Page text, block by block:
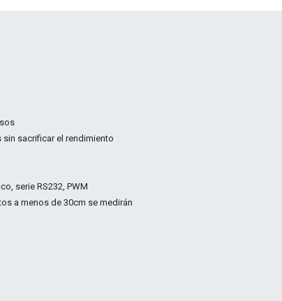
sacrificar el rendimiento
serie RS232, PWM
a menos de 30cm se medirán